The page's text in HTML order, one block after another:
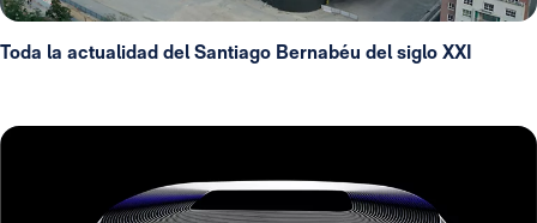
Toda la actualidad del Santiago Bernabéu del siglo XXI